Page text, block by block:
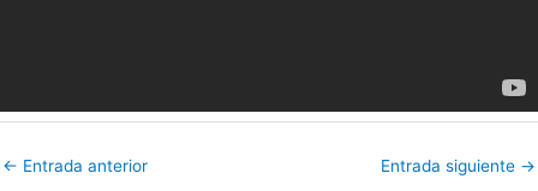
← Entrada anterior Entrada siguiente →